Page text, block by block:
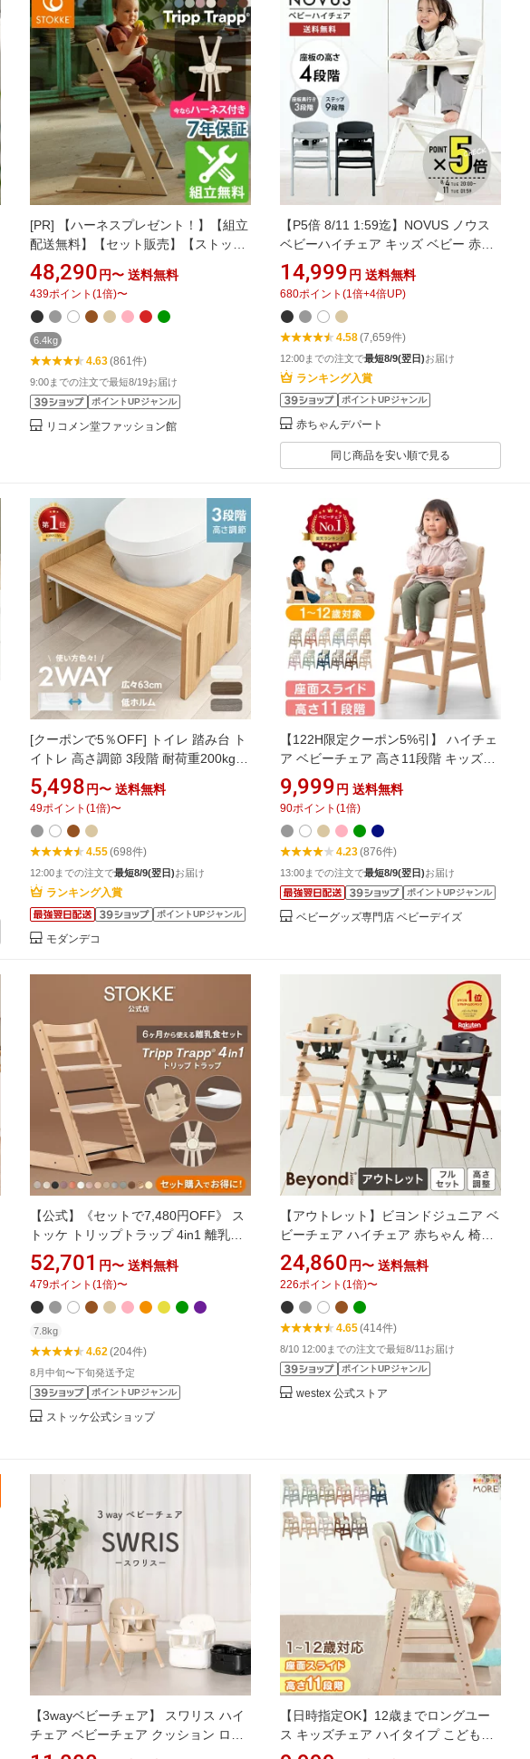
[PR]
【ハーネスプレゼント！】【組立
配送無料】【セット販売】【ストッケ
正規販売店】トリップトラップ チェア
STOKKE TRIPP TRAPP チェア ベビー
セット 選べる ストッケ ビーチ材 オー
ク材 トリップ トラップ 椅子 イス ハイ
チェア
48,290 円〜 送料無料
439ポイント (1 倍)〜
6.4kg
4.63(861件)
9:00までの注文で最短8/19お届け
ポイントUPジャンル
リコメン堂ファッション館
【P5倍 8/11 1:59迄】NOVUS ノウス
ベビーハイチェア キッズ ベビー 赤ち
ゃん 子供 キッズチェア テーブル付 食
事用 椅子 高さ調節 テーブル 落下防止
シック ダイニングチェア ヤトミ
14,999 円 送料無料
680ポイント (1 倍+4倍UP)
4.58(7,659件)
12:00までの注文で最短8/9(翌日)お届け
ランキング入賞
ポイントUPジャンル
赤ちゃんデパート
同じ商品を安い順で見る
[クーポンで5％OFF] トイレ 踏み台 ト
イトレ 高さ調節 3段階 耐荷重200kg
木製 低ホルムアルデヒド 踏ん張り台
トイレトレーニング 幼児 子供用 トイ
レステップ ステップ台 ステップ 木製
足置き台 足置き 北欧 踏台 子供
5,498 円〜 送料無料
49ポイント (1 倍)〜
4.55(698件)
12:00までの注文で最短8/9(翌日)お届け
ランキング入賞
ポイントUPジャンル
モダンデコ
【122H限定クーポン5%引】 ハイチェ
ア ベビーチェア 高さ11段階 キッズチ
ェア ベビー キッズ 木製 子供椅子 ダイ
ニングチェア 高さ調整 ダイニング ハ
イチェアー キッズチェアー チェア 子
供用 椅子 イス こども 子ども 子供 小
学生 学習椅子 学習チェア
9,999 円 送料無料
90ポイント (1 倍)
4.23(876件)
13:00までの注文で最短8/9(翌日)お届け
ポイントUPジャンル
ベビーグッズ専門店 ベビーデイズ
【公式】《セットで7,480円OFF》 ス
トッケ トリップトラップ 4in1 離乳食
セット 4点 セット STOKKE ストッケ
ハイチェア ベビーチェア TRIPP
TRAPP ベビーセット トレイ ハーネス
赤ちゃん ベビー 子ども 6ヶ月から イ
ス 椅子 木製 北欧 7年保証
52,701 円〜 送料無料
479ポイント (1 倍)〜
7.8kg
4.62 (204件)
8月中旬〜下旬発送予定
ポイントUPジャンル
ストッケ公式ショップ
【アウトレット】ビヨンドジュニア ベ
ビーチェア ハイチェア 赤ちゃん 椅子
買い足し不要 オールインワン 食事ト
レイ 高さ調節 テーブル テーブルカバ
ー 立ち上がり防止 防水クッション イ
ス Beyond Junior
24,860 円〜 送料無料
226ポイント (1 倍)〜
4.65(414件)
8/10 12:00までの注文で最短8/11お届け
ポイントUPジャンル
westex 公式ストア
【3wayベビーチェア】 スワリス ハイ
チェア ベビーチェア クッション ロー
チェア 3way 折りたたみ 持ち運び テ
【日時指定OK】12歳までロングユー
ス キッズチェア ハイタイプ こども用
イス 高さ調整 11段階 座面スライド チ